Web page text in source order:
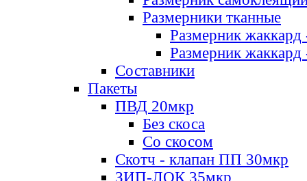
Размерники тканные
Размерник
Размерник
Составники
Пакеты
ПВД 20мкр
Без скоса
Со скосом
Скотч - клапан ПП 30мкр
ЗИП-ЛОК 35мкр